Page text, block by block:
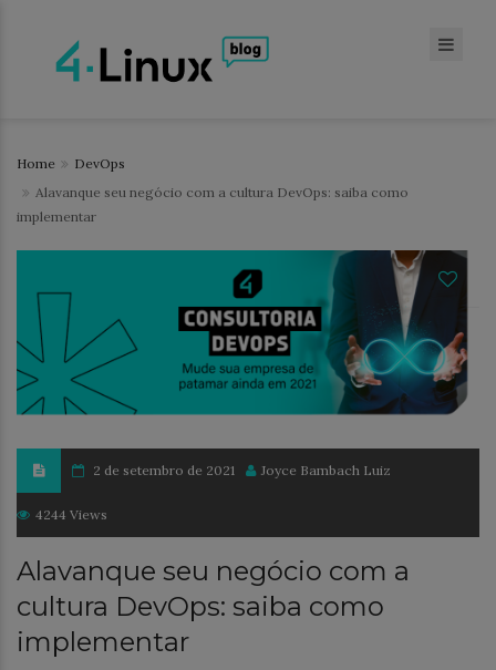
Home
DevOps
Alavanque seu negócio com a cultura DevOps: saiba como
implementar
2 de setembro de 2021 Joyce Bambach Luiz
4244 Views
Alavanque seu negócio com a
cultura DevOps: saiba como
implementar